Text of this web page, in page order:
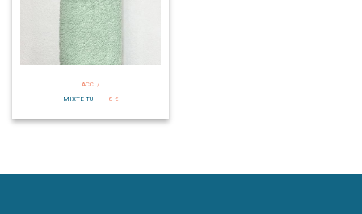
ACC. /
MIXTE TU
8 €